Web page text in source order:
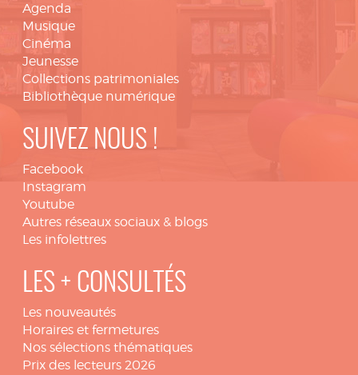
Agenda
Musique
Cinéma
Jeunesse
Collections patrimoniales
Bibliothèque numérique
SUIVEZ NOUS !
Facebook
Instagram
Youtube
Autres réseaux sociaux & blogs
Les infolettres
LES + CONSULTÉS
Les nouveautés
Horaires et fermetures
Nos sélections thématiques
Prix des lecteurs 2026